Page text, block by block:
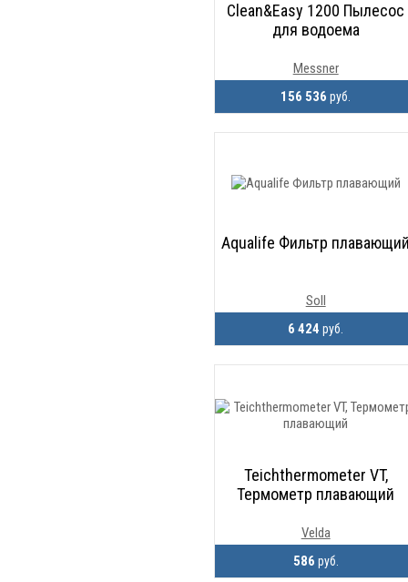
Clean&Easy 1200 Пылесос
для водоема
Messner
156 536руб.
Aqualife Фильтр
Soll
6 424руб.
Teichthermometer VT,
Термометр плавающий
Velda
586 руб.